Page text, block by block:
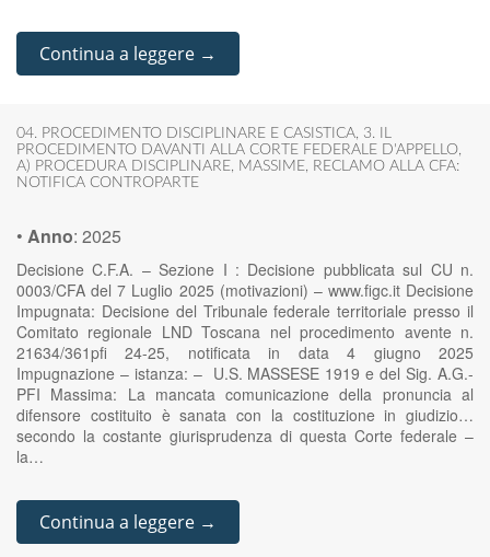
Continua a leggere →
04. PROCEDIMENTO DISCIPLINARE E CASISTICA, 3. IL
PROCEDIMENTO DAVANTI ALLA CORTE FEDERALE D'APPELLO,
A) PROCEDURA DISCIPLINARE, MASSIME, RECLAMO ALLA CFA:
NOTIFICA CONTROPARTE
• Anno: 2025
Decisione C.F.A. – Sezione I : Decisione pubblicata sul CU n.
0003/CFA del 7 Luglio 2025 (motivazioni) – www.figc.it Decisione
Impugnata: Decisione del Tribunale federale territoriale presso il
Comitato regionale LND Toscana nel procedimento avente n.
21634/361pfi 24-25, notificata in data 4 giugno 2025
Impugnazione – istanza: – U.S. MASSESE 1919 e del Sig. A.G.-
PFI Massima: La mancata comunicazione della pronuncia al
difensore costituito è sanata con la costituzione in giudizio…
secondo la costante giurisprudenza di questa Corte federale –
la…
Continua a leggere →